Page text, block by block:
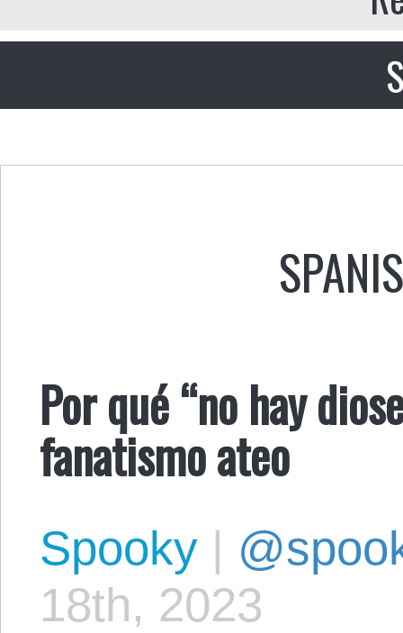
Por qué “no hay
fanatismo ateo
Spooky |
18th, 2023